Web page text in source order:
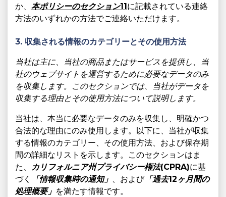
か、 本ポリシーのセクション11 に記載されている連絡
方法のいずれかの方法でご連絡いただけます。
3. 収集される情報のカテゴリーとその使用方法
当社は主に、当社の商品またはサービスを提供し、当
社のウェブサイトを運営するために必要なデータのみ
を収集します。このセクションでは、当社がデータを
収集する理由とその使用方法について説明します。
当社は、本当に必要なデータのみを収集し、明確かつ
合法的な理由にのみ使用します。以下に、当社が収集
する情報のカテゴリー、その使用方法、および保存期
間の詳細なリストを示します。このセクションはま
た、 カリフォルニア州プライバシー権法(CPRA)に基
づく
「情報収集時の通知」 、および「過去12ヶ月間の
処理概要」 を満たす情報です。